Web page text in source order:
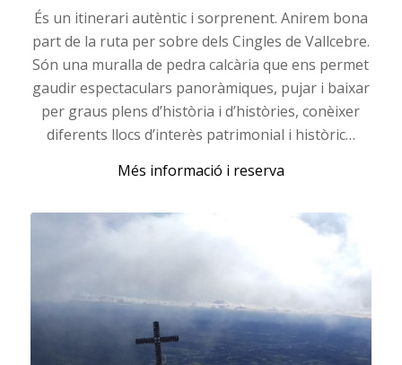
És un itinerari autèntic i sorprenent. Anirem bona
part de la ruta per sobre dels Cingles de Vallcebre.
Són una muralla de pedra calcària que ens permet
gaudir espectaculars panoràmiques, pujar i baixar
per graus plens d’història i d’històries, conèixer
diferents llocs d’interès patrimonial i històric…
Més informació i reserva